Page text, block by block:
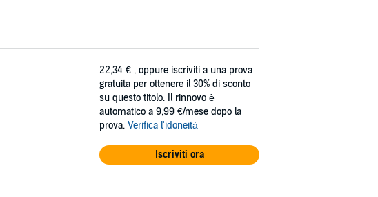
22,34 € , oppure iscriviti a una prova
gratuita per ottenere il 30% di sconto
su questo titolo. Il rinnovo è
automatico a 9,99 €/mese dopo la
prova. Verifica l'idoneità
Iscriviti ora